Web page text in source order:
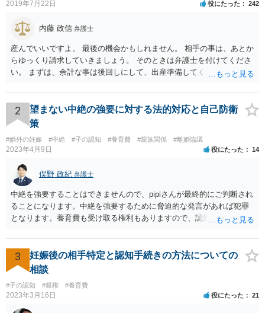
2019年7月22日 役にたった 242
内藤 政信 弁護士
産んでいいですよ。 最後の機会かもしれません。 相手の事は、あとか
らゆっくり請求していきましょう。 そのときは弁護士を付けてくださ
い。 まずは、余計な事は後回しにして、出産準備してください。
2
望まない中絶の強要に対する法的対応と自己防衛
策
#婚外の妊娠 #中絶 #子の認知 #養育費 #親族関係 #離婚協議
2023年4月9日 役にたった 14
俣野 政紀 弁護士
中絶を強要することはできませんので、pipiさんが最終的にご判断され
ることになります。中絶を強要するために脅迫的な発言があれば犯罪
となります。養育費も受け取る権利もありますので、認知等につきお
勧めします。
3
妊娠後の相手特定と認知手続きの方法についての
相談
#子の認知 #親権 #養育費
2023年3月16日 役にたった 21